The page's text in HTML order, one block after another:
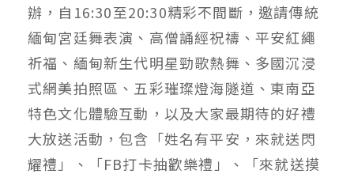
辦，自16:30至20:30精彩不間斷，邀請傳統
緬甸宮廷舞表演、高僧誦經祝禱、平安紅繩
祈福、緬甸新生代明星勁歌熱舞、多國沉浸
式網美拍照區、五彩璀璨燈海隧道、東南亞
特色文化體驗互動，以及大家最期待的好禮
大放送活動，包含「姓名有平安，來就送閃
耀禮」、「FB打卡抽歡樂禮」、「來就送摸